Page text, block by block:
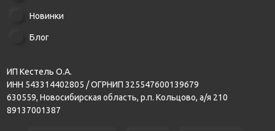
Новинки
Блог
ИП Кестель О.А.
ИНН 543314402805 / ОГРНИП 325547600139679
630559, Новосибирская область, р.п. Кольцово, а/я 210
89137001387